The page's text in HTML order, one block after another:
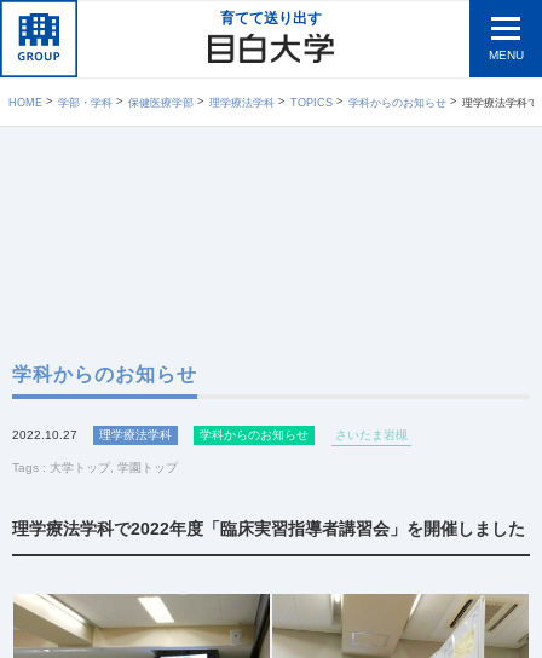
育てて送り出す
MENU
HOME 学部・学科 保健医療学部 理学療法学科 TOPICS 学科からのお知らせ 理学療法学科で
学科からのお知らせ
2022.10.27 理学療法学科 学科からのお知らせ さいたま岩槻
Tags : 大学トップ 学園トップ
理学療法学科で2022年度「臨床実習指導者講習会」を開催しました